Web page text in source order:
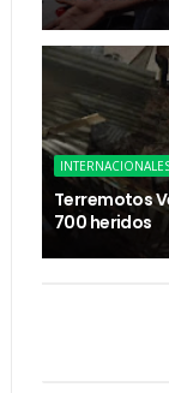
Terremotos
700 heridos